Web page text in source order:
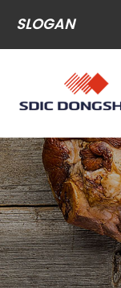
SLOGAN